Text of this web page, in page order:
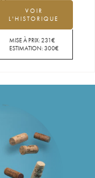
VOIR
L'HISTORIQUE
MISE À PRIX:231€
ESTIMATION:300€